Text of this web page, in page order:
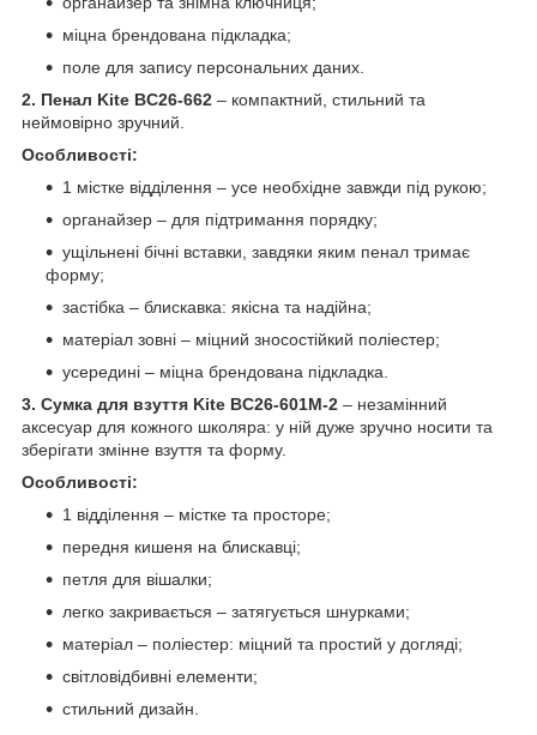
міцна брендована підкладка;
поле для запису персональних даних.
2. Пенал Kite BC26-662 – компактний, стильний та
неймовірно зручний.
Особливості:
1 містке відділення – усе необхідне завжди під рукою;
органайзер – для підтримання порядку;
ущільнені бічні вставки, завдяки яким пенал тримає
форму;
застібка – блискавка: якісна та надійна;
матеріал зовні – міцний зносостійкий поліестер;
усередині – міцна брендована підкладка.
3. Сумка для взуття Kite BC26-601M-2 – незамінний
аксесуар для кожного школяра: у ній дуже зручно носити та
зберігати змінне взуття та форму.
Особливості:
1 відділення – містке та просторе;
передня кишеня на блискавці;
петля для вішалки;
легко закривається – затягується шнурками;
матеріал – поліестер: міцний та простий у догляді;
світловідбивні елементи;
стильний дизайн.